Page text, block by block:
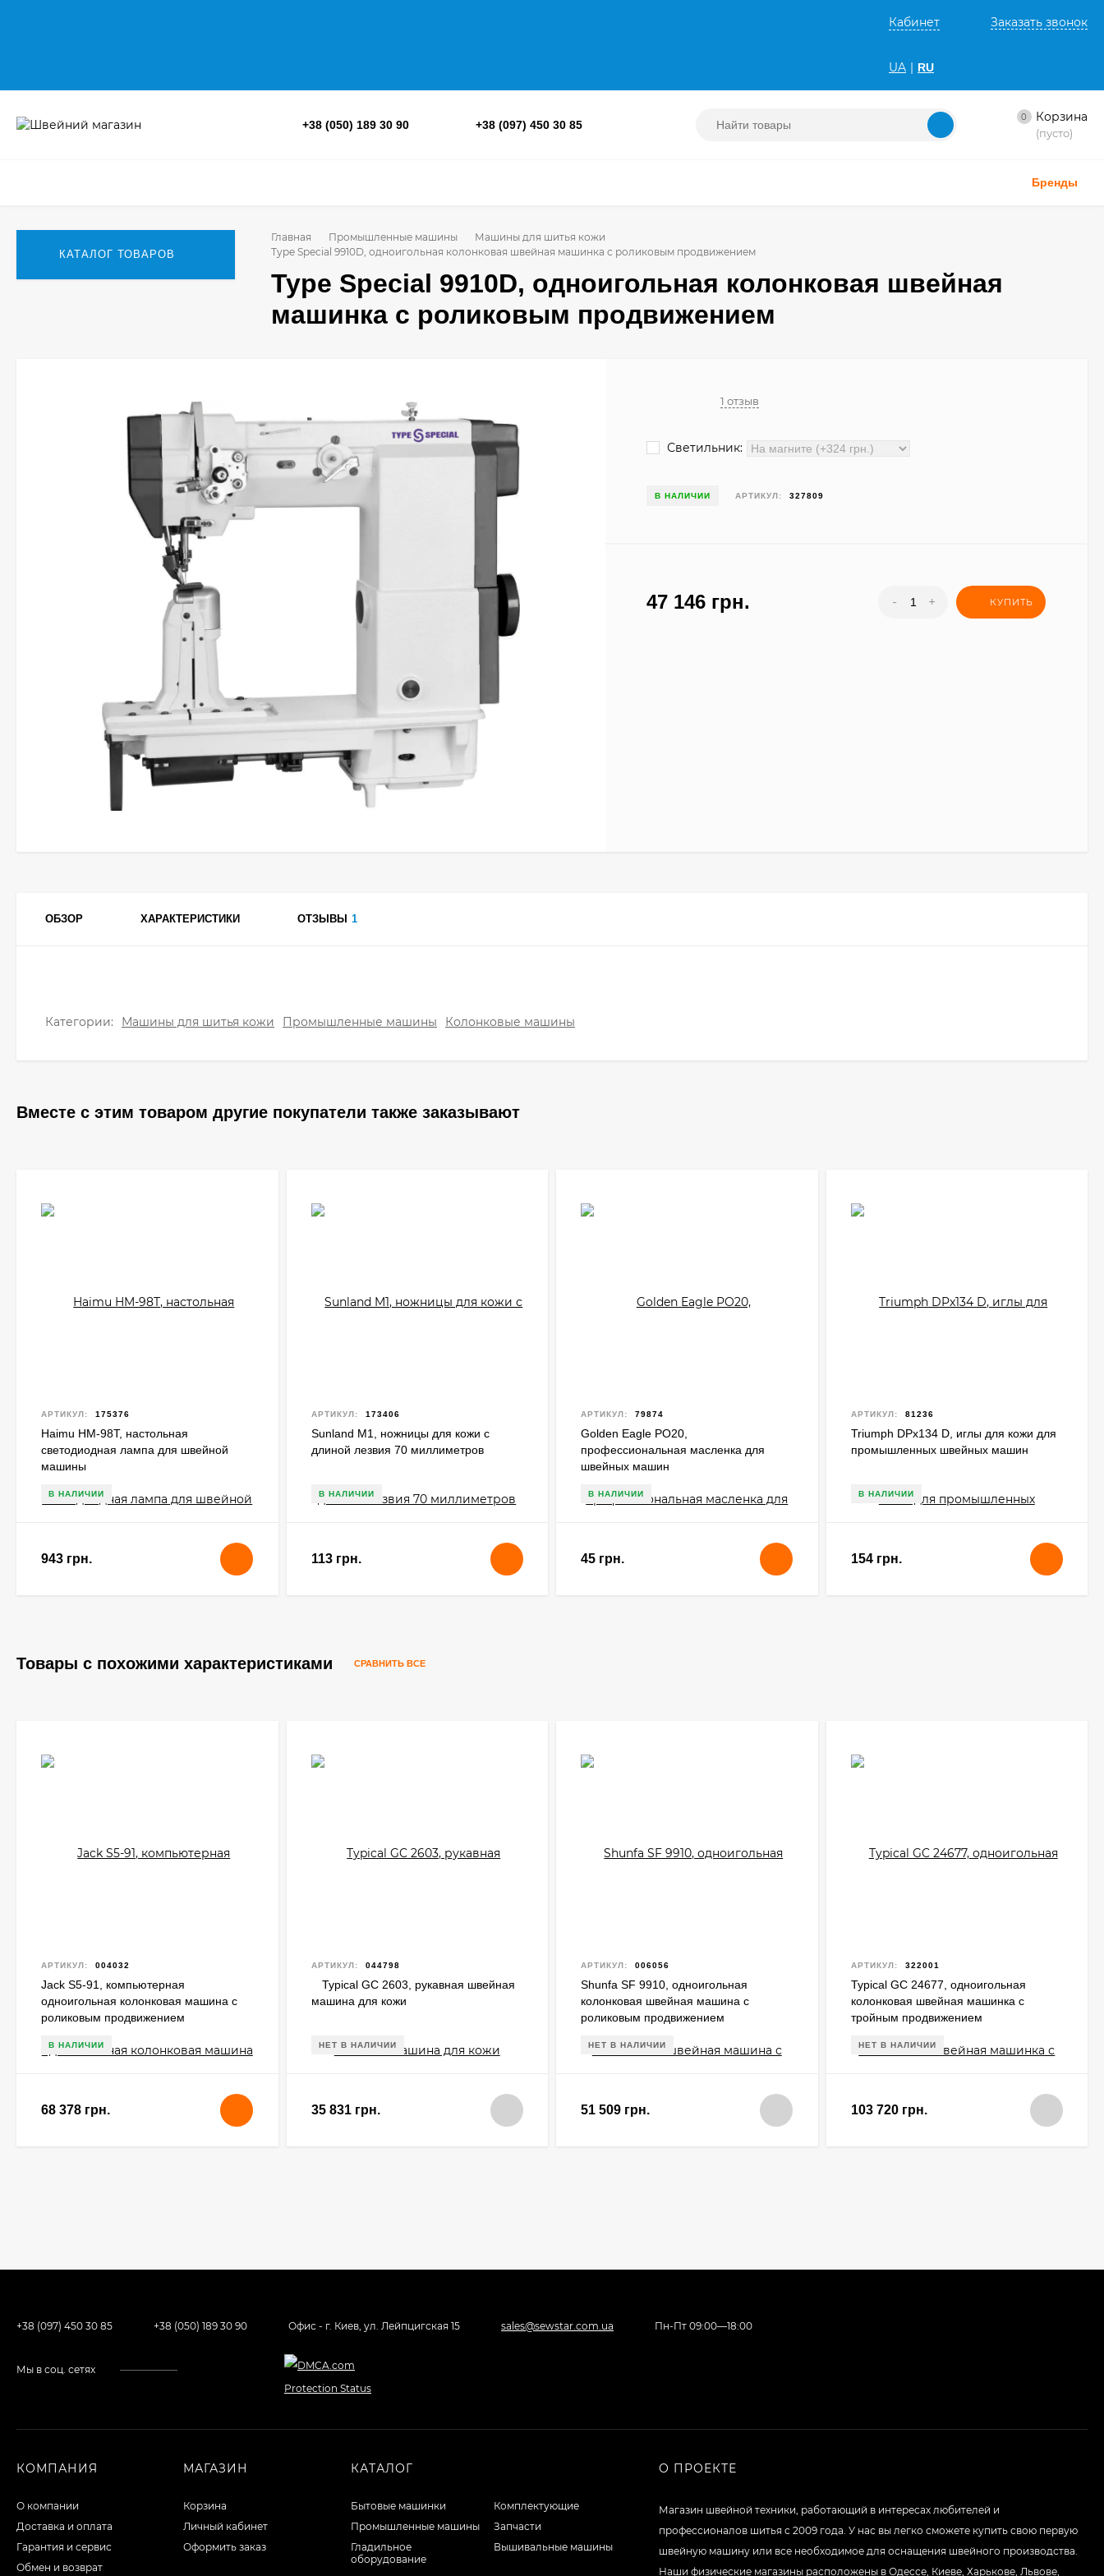
Кабинет Заказать звонок
UA | RU
+38 (050) 189 30 90 +38 (097) 450 30 85
0 Корзина
(пусто)
Бренды
КАТАЛОГ ТОВАРОВ
Главная Промышленные машины
Машины для шитья кожи
Type Special 9910D, одноигольная колонковая швейная машинка с роликовым продвижением
Type Special 9910D, одноигольная колонковая швейная
машинка с роликовым продвижением
1 отзыв
Светильник:
В НАЛИЧИИ АРТИКУЛ: 327809
47 146 грн. - + КУПИТЬ
ОБЗОР ХАРАКТЕРИСТИКИ ОТЗЫВЫ 1
Категории: Машины для шитья кожи Промышленные машины Колонковые машины
Вместе с этим товаром другие покупатели также заказывают
АРТИКУЛ: 175376
Haimu HM-98T, настольная
светодиодная лампа для швейной
машины
В НАЛИЧИИ
943 грн.
АРТИКУЛ: 173406
Sunland M1, ножницы для кожи с
длиной лезвия 70 миллиметров
В НАЛИЧИИ
113 грн.
АРТИКУЛ: 79874
Golden Eagle PO20,
профессиональная масленка для
швейных машин
В НАЛИЧИИ
45 грн.
АРТИКУЛ: 81236
Triumph DPx134 D, иглы для кожи для
промышленных швейных машин
В НАЛИЧИИ
154 грн.
Товары с похожими характеристиками СРАВНИТЬ ВСЕ
АРТИКУЛ: 004032
Jack S5-91, компьютерная
одноигольная колонковая машина с
роликовым продвижением
В НАЛИЧИИ
68 378 грн.
АРТИКУЛ: 044798
Typical GC 2603, рукавная швейная
машина для кожи
НЕТ В НАЛИЧИИ
35 831 грн.
АРТИКУЛ: 006056
Shunfa SF 9910, одноигольная
колонковая швейная машина с
роликовым продвижением
НЕТ В НАЛИЧИИ
51 509 грн.
АРТИКУЛ: 322001
Typical GC 24677, одноигольная
колонковая швейная машинка с
тройным продвижением
НЕТ В НАЛИЧИИ
103 720 грн.
+38 (097) 450 30 85 +38 (050) 189 30 90 Офис - г. Киев, ул. Лейпцигская 15 sales@sewstar.com.ua Пн-Пт 09:00—18:00
Мы в соц. сетях
КОМПАНИЯ
О компании
Доставка и оплата
Гарантия и сервис
Обмен и возврат
МАГАЗИН
Корзина
Личный кабинет
Оформить заказ
КАТАЛОГ
Бытовые машинки
Промышленные машины
Гладильное
оборудование
Комплектующие
Запчасти
Вышивальные машины
О ПРОЕКТЕ
Магазин швейной техники, работающий в интересах любителей и
профессионалов шитья с 2009 года. У нас вы легко сможете купить свою первую
швейную машину или все необходимое для оснащения швейного производства.
Наши физические магазины расположены в Одессе, Киеве, Харькове, Львове,